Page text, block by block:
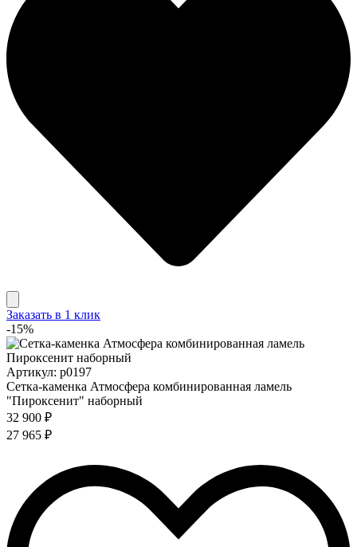
Заказать в 1 клик
-15%
Артикул: p0197
Сетка-каменка Атмосфера комбинированная ламель
"Пироксенит" наборный
32 900 ₽
27 965 ₽